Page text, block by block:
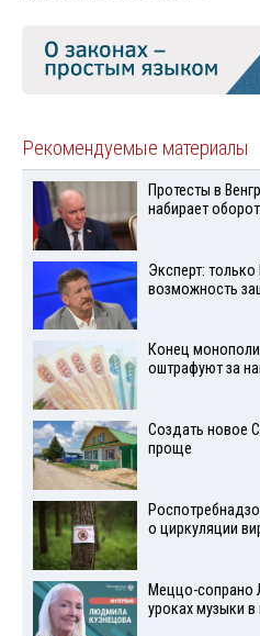
Рекомендуемые материалы
Протесты в
набирает
Эксперт:
возможность
Конец
оштрафуют за
Создать новое
проще
о циркуляции
Меццо-сопрано
уроках музыки